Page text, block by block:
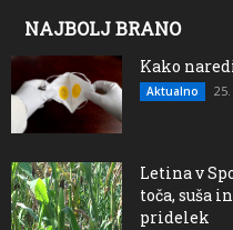
NAJBOLJ BRANO
Kako
Aktualno
Letina v
toča, suša
pridelek